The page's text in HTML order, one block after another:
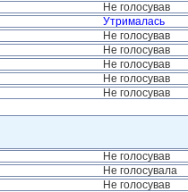
Не голосував
Утрималась
Не голосував
Не голосував
Не голосував
Не голосував
Не голосував
Не голосував
Не голосувала
Не голосував